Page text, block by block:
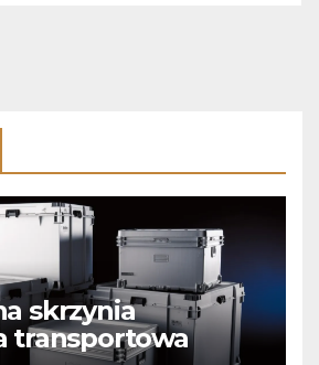
skrzynia
transportowa